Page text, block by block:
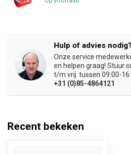
Hulp of advies
Onze service
en helpen graag! Stuur
t/m vrij. tussen 09:00-
+31 (0)85-4864121
Recent bekeken